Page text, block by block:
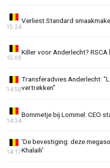
Verliest Standard
15:24
Killer voor Anderlecht?
15:09
Transferadvies Anderlecht:
vertrekken"
14:58
Bommetje bij Lommel: CEO
14:34
'De bevestiging: deze
Khalaili'
14:17